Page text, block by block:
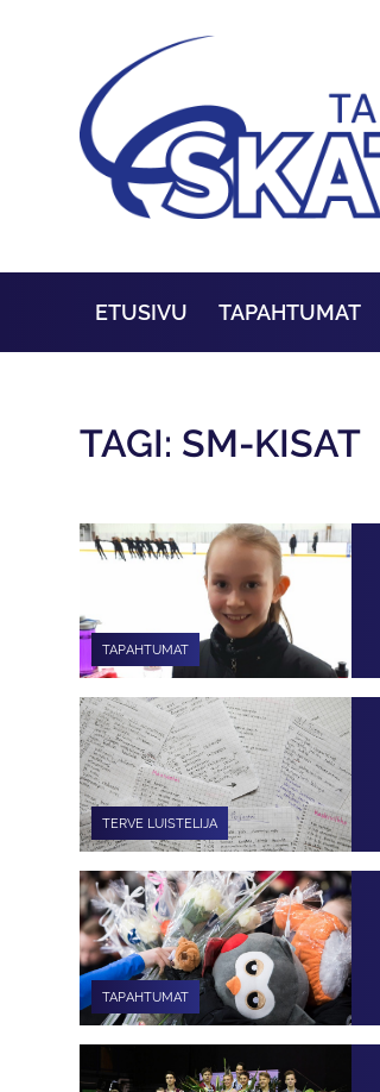
ETUSIVU TAPAHTUMAT
TAGI: SM-KISAT
TAPAHTUMAT
TERVE LUISTELIJA
TAPAHTUMAT